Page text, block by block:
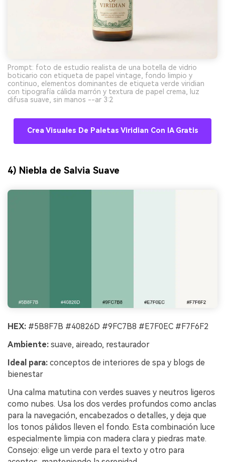
Prompt: foto de estudio realista de una botella de vidrio
boticario con etiqueta de papel vintage, fondo limpio y
continuo, elementos dominantes de etiqueta verde viridian
con tipografía cálida marrón y textura de papel crema, luz
difusa suave, sin manos --ar 3:2
Crea Visuales De Paletas Viridian Con IA Gratis
4) Niebla de Salvia Suave
HEX: #5B8F7B #40826D #9FC7B8 #E7F0EC #F7F6F2
Ambiente: suave, aireado, restaurador
Ideal para: conceptos de interiores de spa y blogs de
bienestar
Una calma matutina con verdes suaves y neutros ligeros
como nubes. Usa los dos verdes profundos como anclas
para la navegación, encabezados o detalles, y deja que
los tonos pálidos lleven el fondo. Esta combinación luce
especialmente limpia con madera clara y piedras mate.
Consejo: elige un verde para el texto y otro para